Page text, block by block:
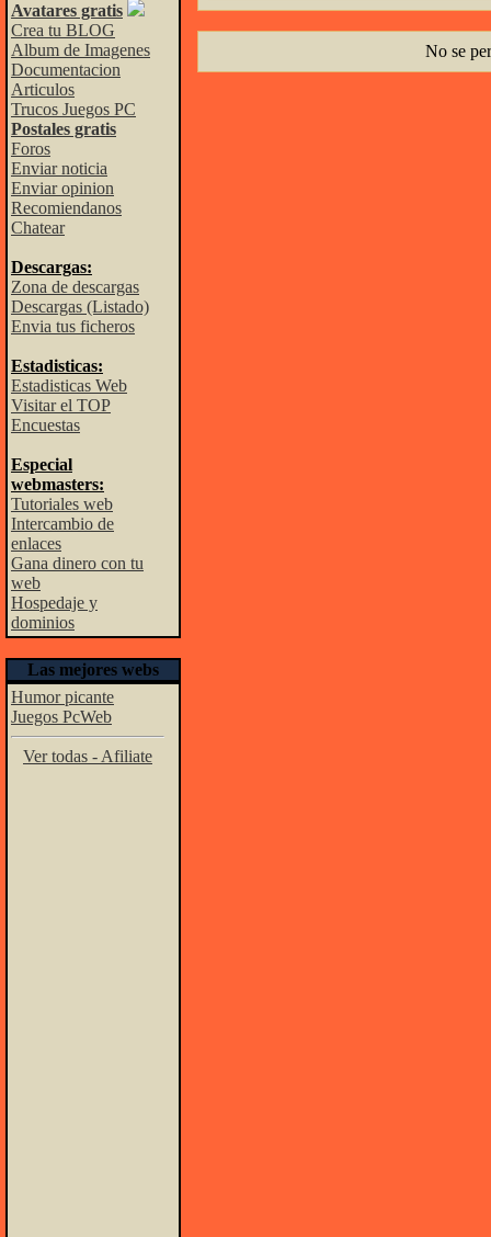
Avatares gratis
Crea tu BLOG
Album de Imagenes
Documentacion
Articulos
Trucos Juegos PC
Postales gratis
Foros
Enviar noticia
Enviar opinion
Recomiendanos
Chatear
Descargas:
Zona de descargas
Descargas (Listado)
Envia tus ficheros
Estadisticas:
Estadisticas Web
Visitar el TOP
Encuestas
Especial
webmasters:
Tutoriales web
Intercambio de
enlaces
Gana dinero con tu
web
Hospedaje y
dominios
Las mejores webs
Humor picante
Juegos PcWeb
Ver todas - Afiliate
No se